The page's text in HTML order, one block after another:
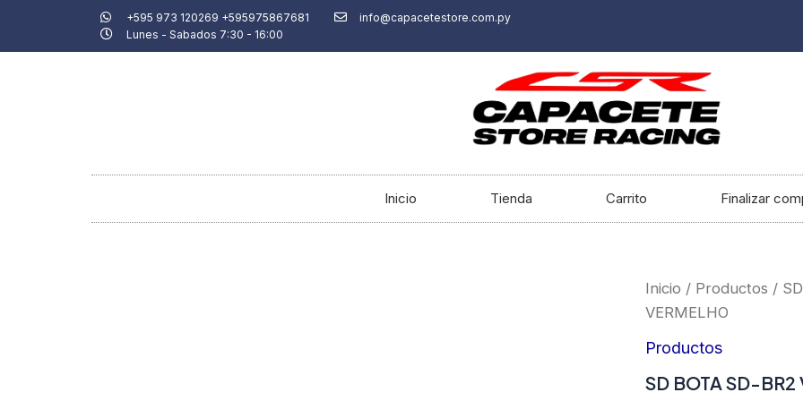
+595 973 120269 +595975867681
info@capacetestore.com.py
Lunes - Sabados 7:30 - 16:00
Inicio Tienda Carrito Finalizar
Inicio / Productos /
VERMELHO
Productos
SD BOTA SD-
SD
SD-
VELOCE
40
PRETO/